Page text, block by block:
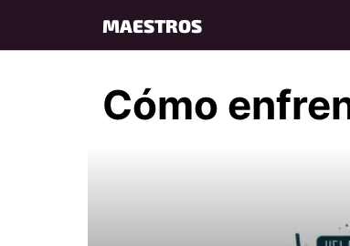
content
MAESTROS
Cómo